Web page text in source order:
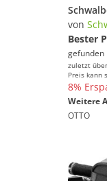
von
Bester
gefunden
zuletzt
Preis kann
8%
Weitere
OTTO